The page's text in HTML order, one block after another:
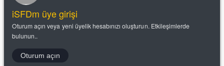
iSFDm üye girişi
Oturum açın veya yeni üyelik hesabınızı oluşturun. Etkileşimlerde
bulunun..
Oturum açın